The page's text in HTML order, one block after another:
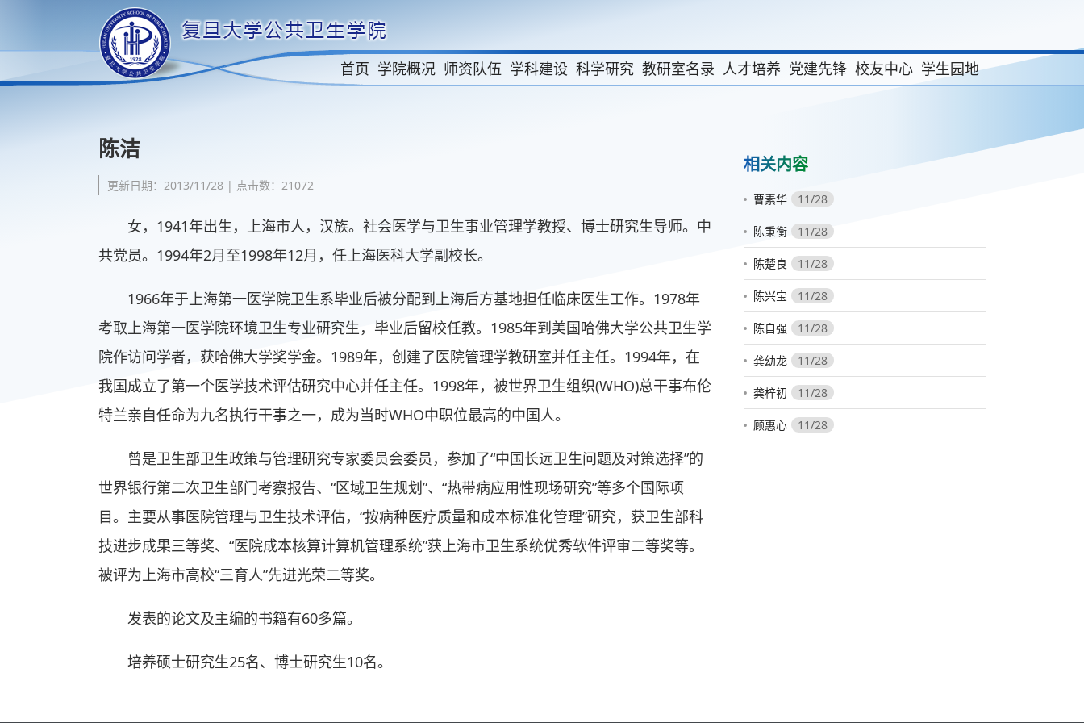
首页 学院概况 师资队伍 学科建设 科学研究 教研室名录 人才培养 党建先锋 校友中心 学生园地
陈洁
更新日期：2013/11/28 | 点击数：21072
女，1941年出生，上海市人，汉族。社会医学与卫生事业管理学教授、博士研究生导师。中
共党员。1994年2月至1998年12月，任上海医科大学副校长。
1966年于上海第一医学院卫生系毕业后被分配到上海后方基地担任临床医生工作。1978年
考取上海第一医学院环境卫生专业研究生，毕业后留校任教。1985年到美国哈佛大学公共卫生学
院作访问学者，获哈佛大学奖学金。1989年，创建了医院管理学教研室并任主任。1994年，在
我国成立了第一个医学技术评估研究中心并任主任。1998年，被世界卫生组织(WHO)总干事布伦
特兰亲自任命为九名执行干事之一，成为当时WHO中职位最高的中国人。
曾是卫生部卫生政策与管理研究专家委员会委员，参加了“中国长远卫生问题及对策选择”的
世界银行第二次卫生部门考察报告、“区域卫生规划”、“热带病应用性现场研究”等多个国际项
目。主要从事医院管理与卫生技术评估，“按病种医疗质量和成本标准化管理”研究，获卫生部科
技进步成果三等奖、“医院成本核算计算机管理系统”获上海市卫生系统优秀软件评审二等奖等。
被评为上海市高校“三育人”先进光荣二等奖。
发表的论文及主编的书籍有60多篇。
培养硕士研究生25名、博士研究生10名。
相关内容
曹素华 11/28
陈秉衡 11/28
陈楚良 11/28
陈兴宝 11/28
陈自强 11/28
龚幼龙 11/28
龚梓初 11/28
顾惠心 11/28